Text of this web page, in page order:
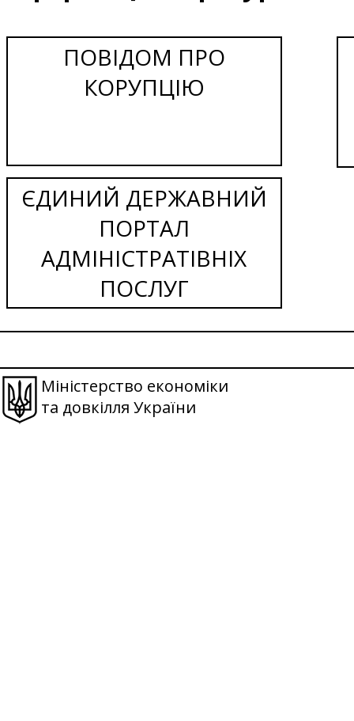
ПОВІДОМ ПРО
КОРУПЦІЮ
ЄДИНИЙ ДЕРЖАВНИЙ
ПОРТАЛ
АДМІНІСТРАТІВНІХ
ПОСЛУГ
Міністерство економіки
та довкілля України